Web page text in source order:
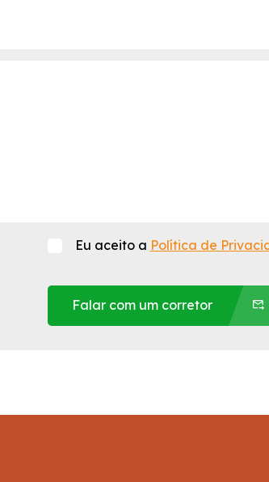
Eu aceito a Política de
Falar com um corretor